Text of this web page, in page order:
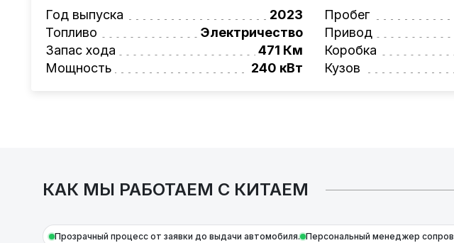
Также, для граждан РБ действует
лизинговая программа на
Условия и подробности можно узнать по номеру:+375 (29)
AutoCapital
– просто доверьте работу профессионалам!
Год выпуска
2023
Топливо
Электричество
Запас хода
471 Км
Мощность
240 кВт
Пробег
Привод
Коробка
Кузов
КАК МЫ РАБОТАЕМ С КИТАЕМ
Прозрачный процесс от заявки до выдачи автомобиля. Персональный менеджер